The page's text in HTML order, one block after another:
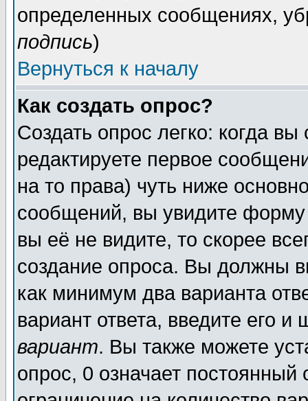
определенных сообщениях,
подпись)
Вернуться к началу
Как создать опрос?
Создать опрос легко: когда
редактируете первое
на то права) чуть ниже
сообщений, вы увидите
вы её не видите, то скорее
создание опроса. Вы должны
как минимум два варианта
вариант ответа, введите его
вариант. Вы также можете
опрос, 0 означает постоянный